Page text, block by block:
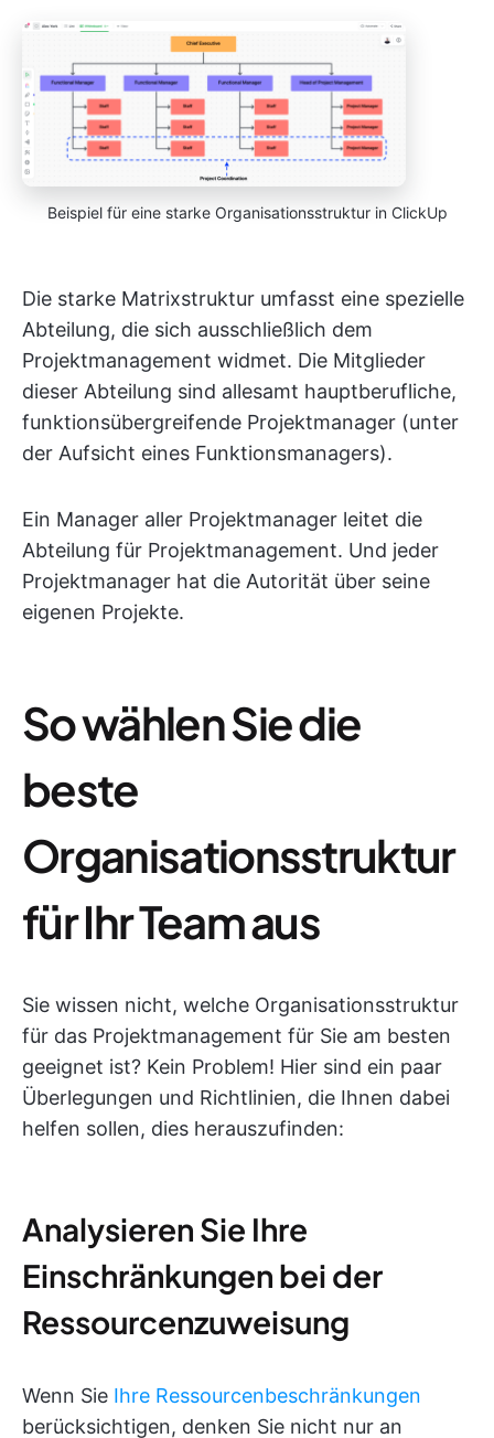
Beispiel für eine starke Organisationsstruktur in ClickUp
Die starke Matrixstruktur umfasst eine spezielle
Abteilung, die sich ausschließlich dem
Projektmanagement widmet. Die Mitglieder
dieser Abteilung sind allesamt hauptberufliche,
funktionsübergreifende Projektmanager (unter
der Aufsicht eines Funktionsmanagers).
Ein Manager aller Projektmanager leitet die
Abteilung für Projektmanagement. Und jeder
Projektmanager hat die Autorität über seine
eigenen Projekte.
So wählen Sie die
beste
Organisationsstruktur
für Ihr Team aus
Sie wissen nicht, welche Organisationsstruktur
für das Projektmanagement für Sie am besten
geeignet ist? Kein Problem! Hier sind ein paar
Überlegungen und Richtlinien, die Ihnen dabei
helfen sollen, dies herauszufinden:
Analysieren Sie Ihre
Einschränkungen bei der
Ressourcenzuweisung
Wenn Sie Ihre Ressourcenbeschränkungen
berücksichtigen, denken Sie nicht nur an